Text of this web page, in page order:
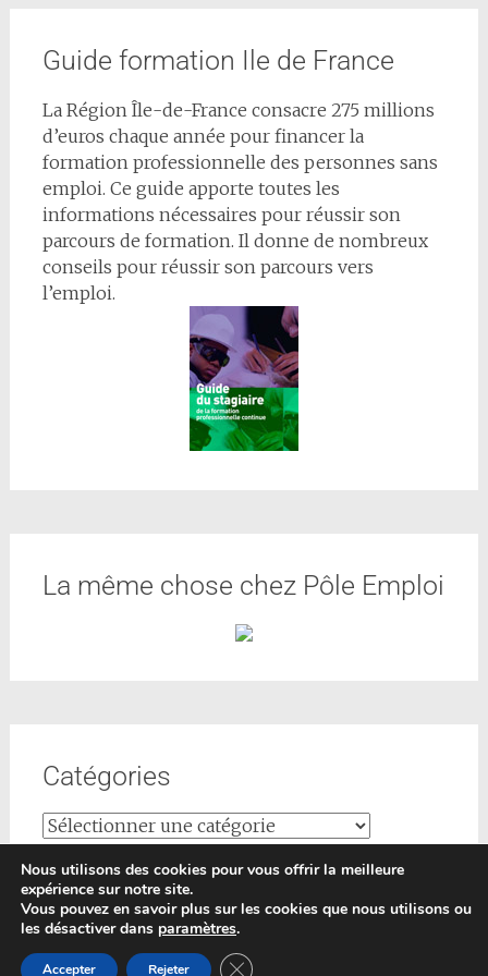
Guide formation Ile de France
La Région Île-de-France consacre 275 millions
d’euros chaque année pour financer la
formation professionnelle des personnes sans
emploi. Ce guide apporte toutes les
informations nécessaires pour réussir son
parcours de formation. Il donne de nombreux
conseils pour réussir son parcours vers
l’emploi.
La même chose chez Pôle Emploi
Catégories
Copyright © 2026Formations-conseils
ThèmeRadiate par ThemeGrill. Powered by
Nous utilisons des cookies pour vous offrir la meilleure
expérience sur notre site.
Vous pouvez en savoir plus sur les cookies que nous utilisons ou
les désactiver dans paramètres.
Accepter Rejeter Fermer la bannière des cookies